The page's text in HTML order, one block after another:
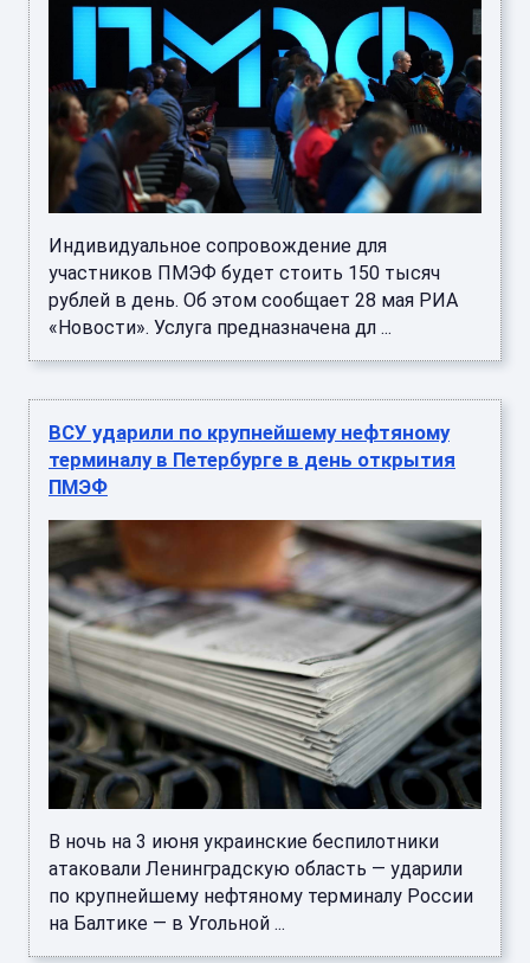
Индивидуальное сопровождение для
участников ПМЭФ будет стоить 150 тысяч
рублей в день. Об этом сообщает 28 мая РИА
«Новости». Услуга предназначена дл ...
ВСУ ударили по крупнейшему нефтяному
терминалу в Петербурге в день открытия
ПМЭФ
В ночь на 3 июня украинские беспилотники
атаковали Ленинградскую область — ударили
по крупнейшему нефтяному терминалу России
на Балтике — в Угольной ...